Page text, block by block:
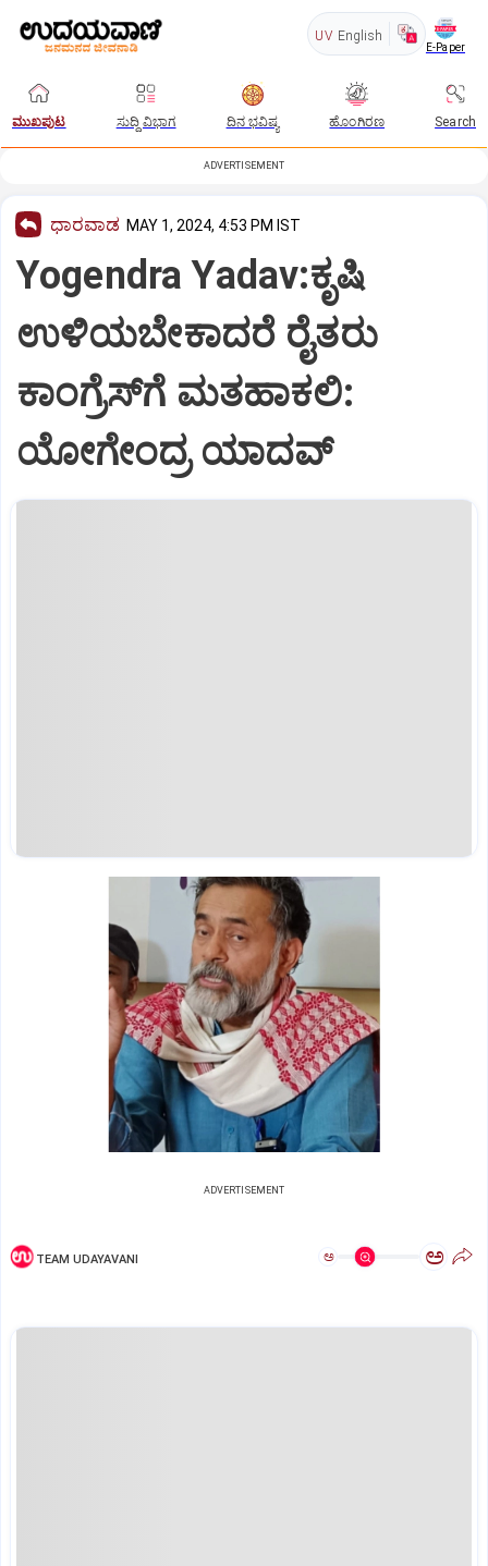
UV English
E-Paper
ಮುಖಪುಟ ಸುದ್ದಿ ವಿಭಾಗ ದಿನ ಭವಿಷ್ಯ ಹೊಂಗಿರಣ Search
ADVERTISEMENT
ಧಾರವಾಡ MAY 1, 2024, 4:53 PM IST
Yogendra Yadav:ಕೃಷಿ
ಉಳಿಯಬೇಕಾದರೆ ರೈತರು
ಕಾಂಗ್ರೆಸ್‌ಗೆ ಮತಹಾಕಲಿ:
ಯೋಗೇಂದ್ರ ಯಾದವ್
ADVERTISEMENT
TEAM UDAYAVANI ಅ ಅ